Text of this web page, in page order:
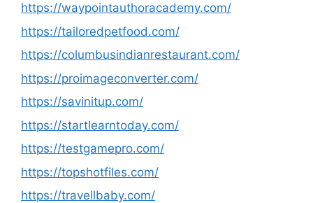
https://waypointauthoracademy.com/
https://tailoredpetfood.com/
https://columbusindianrestaurant.com/
https://proimageconverter.com/
https://savinitup.com/
https://startlearntoday.com/
https://testgamepro.com/
https://topshotfiles.com/
https://travellbaby.com/